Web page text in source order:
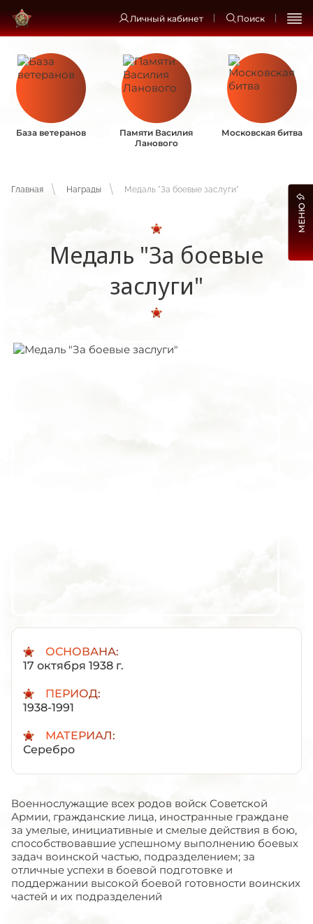
Личный кабинет Поиск
База ветеранов
Памяти Василия
Ланового
Московская битва
Главная Награды Медаль "За боевые заслуги"
Медаль "За боевые
заслуги"
ОСНОВАНА:
17 октября 1938 г.
ПЕРИОД:
1938-1991
МАТЕРИАЛ:
Серебро
Военнослужащие всех родов войск Советской
Армии, гражданские лица, иностранные граждане
за умелые, инициативные и смелые действия в бою,
способствовавшие успешному выполнению боевых
задач воинской частью, подразделением; за
отличные успехи в боевой подготовке и
поддержании высокой боевой готовности воинских
частей и их подразделений
МЕНЮ